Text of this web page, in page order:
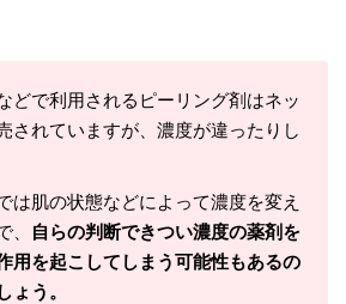
どで利用されるピーリング剤はネッ
されていますが、濃度が違ったりし
は肌の状態などによって濃度を変え
自らの判断できつい濃度の薬剤を
用を起こしてしまう可能性もあるの
ょう。